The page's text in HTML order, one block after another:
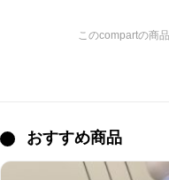
このcompartの商
おすすめ商品